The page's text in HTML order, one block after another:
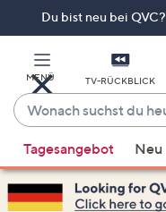
Du bist neu bei
MENÜ TV-RÜCKBLICK
Wonach
suchst
du
heute?
Vorschläge
verfügbar
sind,
Tagesangebot Neu